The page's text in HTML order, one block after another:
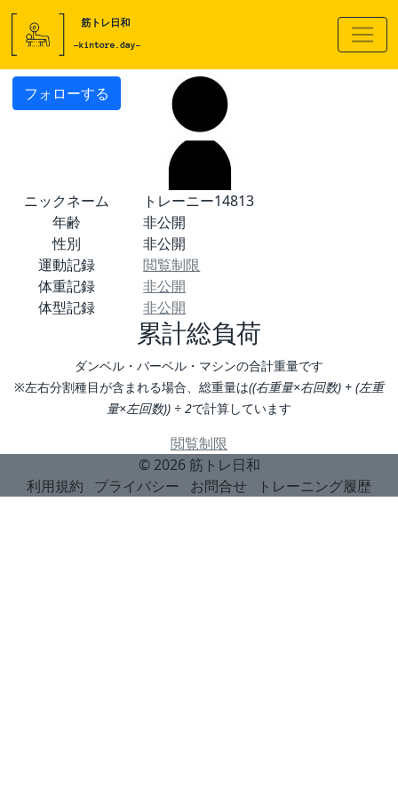
フォローする
ニックネーム
トレーニー14813
年齢
非公開
性別
非公開
運動記録
閲覧制限
体重記録
非公開
体型記録
非公開
累計総負荷
ダンベル・バーベル・マシンの合計重量です
※左右分割種目が含まれる場合、総重量は((右重量×右回数) + (左重
量×左回数)) ÷ 2で計算しています
閲覧制限
© 2026 筋トレ日和
利用規約
プライバシー お問合せ トレーニング履歴